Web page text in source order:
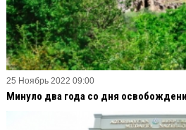
25 Ноябрь 2022 09:00
Минуло два года со дня